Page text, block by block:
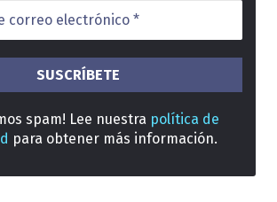
spam! Lee nuestra política de
para obtener más información.